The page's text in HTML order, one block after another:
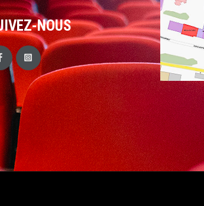
NOUS